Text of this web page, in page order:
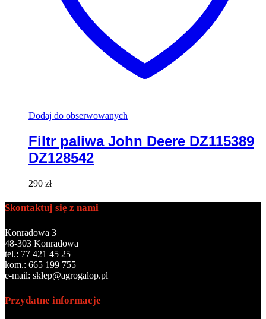
Dodaj do obserwowanych
Filtr paliwa John Deere DZ115389
DZ128542
290 zł
Skontaktuj się z nami
Konradowa 3
48-303 Konradowa
tel.: 77 421 45 25
kom.: 665 199 755
e-mail: sklep@agrogalop.pl
Przydatne informacje